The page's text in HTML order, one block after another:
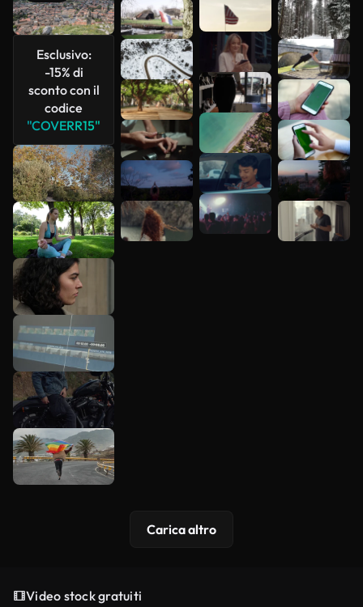
Esclusivo:
-15% di
sconto con il
codice
"COVERR15"
Scopri di
più
Carica altro
Video stock gratuiti